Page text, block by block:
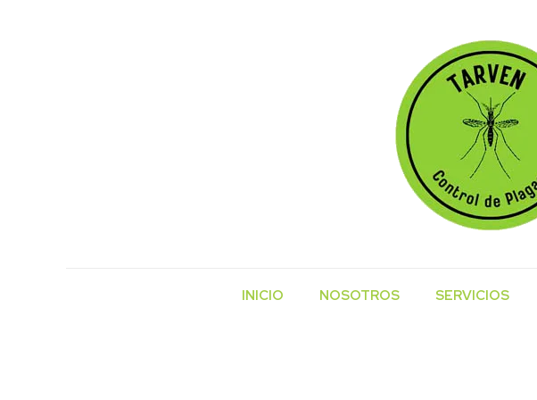
INICIO NOSOTROS SERVICIOS